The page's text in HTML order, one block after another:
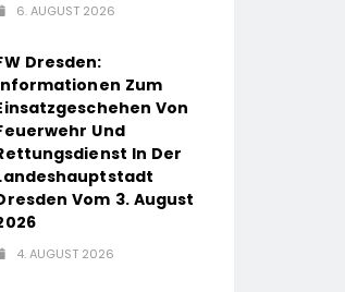
6. AUGUST 2026
Dresden:
Zum
Von
Und
In Der
Vom 3. August
4. AUGUST 2026